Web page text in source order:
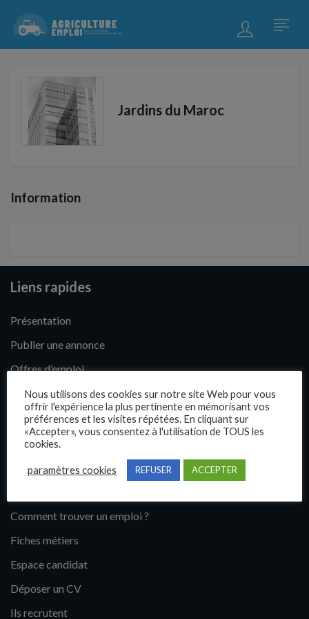
Jardins du Maroc
Information
Liens rapides
Présentation
Publier une annonce
Offres d’emploi
Questions fréquentes
Blog
Contact
Comment trouver un emploi ?
Fiches métiers
Espace candidat
Déposer un CV
Ils recrutent
Nous utilisons des cookies sur notre site Web pour vous
offrir l'expérience la plus pertinente en mémorisant vos
préférences et les visites répétées. En cliquant sur
«Accepter», vous consentez à l'utilisation de TOUS les
cookies.
paramètres cookies REFUSER ACCEPTER